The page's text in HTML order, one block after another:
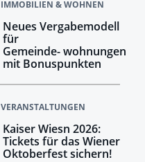
IMMOBILIEN & WOHNEN
Neues Vergabemodell
für
Gemeinde- wohnungen
mit Bonuspunkten
VERANSTALTUNGEN
Kaiser Wiesn 2026:
Tickets für das Wiener
Oktoberfest sichern!